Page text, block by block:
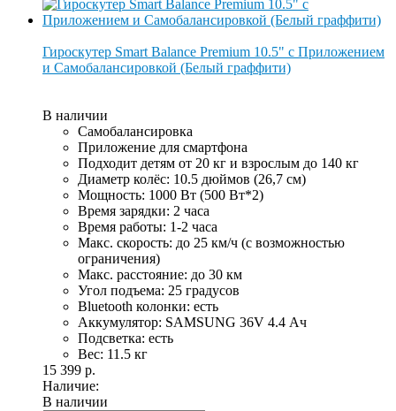
Гироскутер Smart Balance Premium 10.5" с Приложением
и Самобалансировкой (Белый граффити)
В наличии
Самобалансировка
Приложение для смартфона
Подходит детям от 20 кг и взрослым до 140 кг
Диаметр колёс: 10.5 дюймов (26,7 см)
Мощность: 1000 Вт (500 Вт*2)
Время зарядки: 2 часа
Время работы: 1-2 часа
Макс. скорость: до 25 км/ч (с возможностью
ограничения)
Макс. расстояние: до 30 км
Угол подъема: 25 градусов
Bluetooth колонки: есть
Аккумулятор: SAMSUNG 36V 4.4 Ач
Подсветка: есть
Вес: 11.5 кг
15 399 р.
Наличие:
В наличии